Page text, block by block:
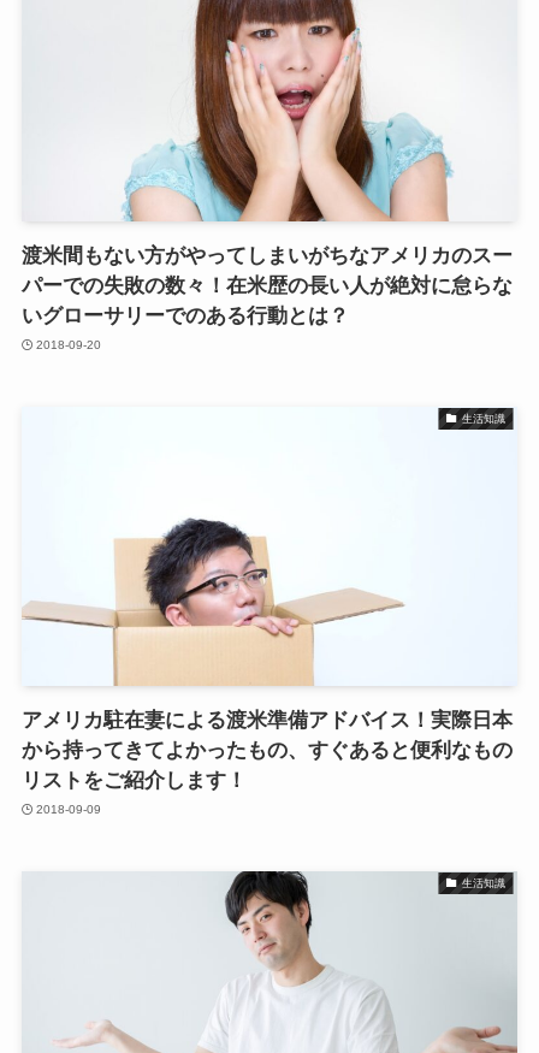
渡米間もない方がやってしまいがちなアメリカのスー
パーでの失敗の数々！在米歴の長い人が絶対に怠らな
いグローサリーでのある行動とは？
2018-09-20
生活知識
アメリカ駐在妻による渡米準備アドバイス！実際日本
から持ってきてよかったもの、すぐあると便利なもの
リストをご紹介します！
2018-09-09
生活知識